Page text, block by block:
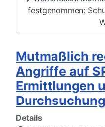
festgenommen:
Mutmaßlich
Angriffe auf
Ermittlungen
Details